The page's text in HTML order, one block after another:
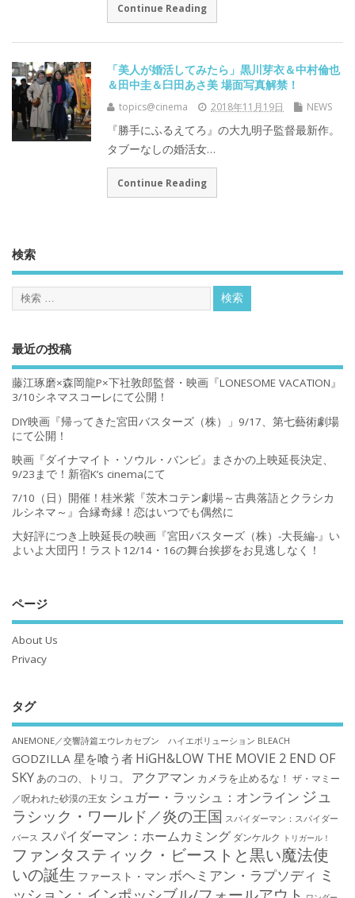
Continue Reading
「美人が婚活してみたら」黒川芽衣＆中村倫也
＆田中圭＆臼田あさ美 場面写真解禁！
topics@cinema 2018年11月19日 NEWS
『勝手にふるえてろ』の大九明子監督最新作。
タブーなしの婚活女…
Continue Reading
検索
最近の投稿
藤江琢磨×森岡龍P×下社敦郎監督・映画『LONESOME VACATION』
3/10シネマスコーレにて公開！
DIY映画『帰ってきた宮田バスターズ（株）」9/17、第七藝術劇場
にて公開！
映画『ダイナマイト・ソウル・バンビ』まさかの上映延長決定、
9/23まで！新宿K’s cinemaにて
7/10（日）開催！桂米紫『茨木コテン劇場～古典落語とクラシカ
ルシネマ～』合縁奇縁！恋はいつでも偶然に
大好評につき上映延長の映画『宮田バスターズ（株）-大長編-』い
よいよ大団円！ラスト12/14・16の舞台挨拶をお見逃しなく！
ページ
About Us
Privacy
タグ
ANEMONE／交響詩篇エウレカセブン ハイエボリューション BLEACH
GODZILLA 星を喰う者 HiGH&LOW THE MOVIE 2 END OF
SKYあのコの、トリコ。 アクアマン カメラを止めるな！ ザ・マミー
／呪われた砂漠の王女 シュガー・ラッシュ：オンライン ジュ
ラシック・ワールド／炎の王国 スパイダーマン：スパイダー
バース スパイダーマン：ホームカミング ダンケルク トリガール！
ファンタスティック・ビーストと黒い魔法使
いの誕生 ファースト・マン ボヘミアン・ラプソディ ミ